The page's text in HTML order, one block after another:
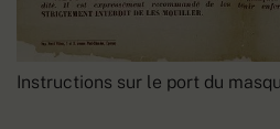
Instructions sur le port du